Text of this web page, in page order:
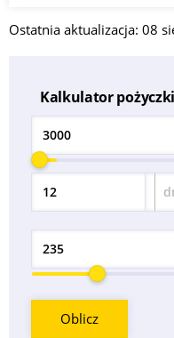
Ostatnia aktualizacja: 08
Kalkulator
Kwota
Okres
Odsetek
Oblicz